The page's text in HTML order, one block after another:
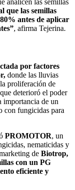
que las semillas
antes de aplicar
, afirma Tejerina.
por factores
donde las lluvias
proliferación de
deterioró el poder
importancia de un
con fungicidas para
PROMOTOR, un
nematicidas y
de Biotrop,
con un PG
eficiente y